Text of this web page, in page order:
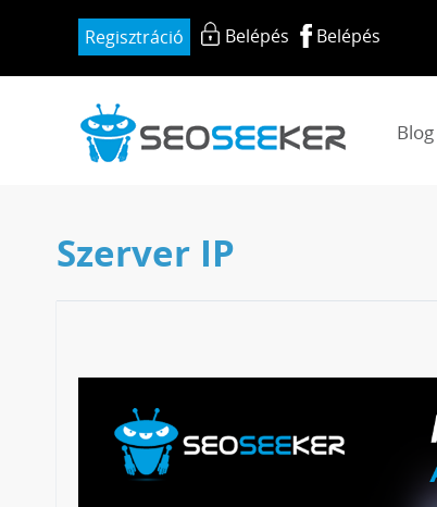
Regisztráció Belépés Belépés
Blog
Szerver IP